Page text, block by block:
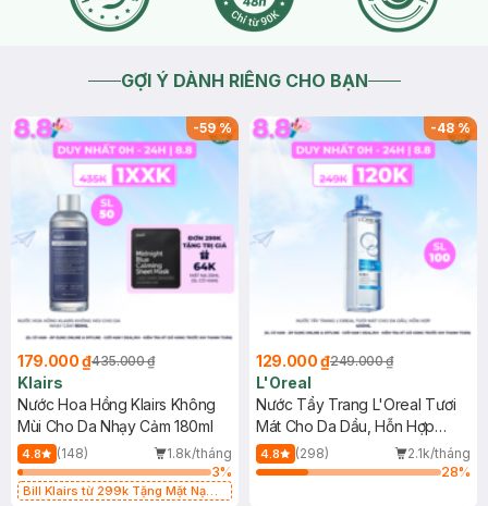
GỢI Ý DÀNH RIÊNG CHO BẠN
-59%
179.000 ₫435.000 ₫
Klairs
Nước Hoa Hồng Klairs Không
Mùi Cho Da Nhạy Cảm 180ml
4.8 (148)
1.8k/tháng
3%
Bill Klairs từ 299k Tặng Mặt Nạ
-48%
129.000 ₫249.000 ₫
L'Oreal
Nước Tẩy Trang L'Oreal Tươi
Mát Cho Da Dầu, Hỗn Hợp
400ml
4.8 (298)
2.1k/tháng
28%